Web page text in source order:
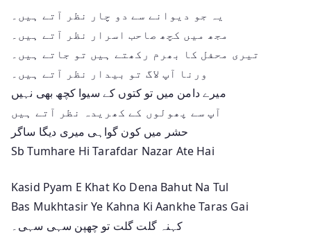
یہ جو دیوانے سے دو چار نظر آتے ہیں۔
مجھ میں کچھ صاحب اسرار نظر آتے ہیں۔
تیری محفل کا بھرم رکھتے ہیں تو جاتے ہیں۔
ورنا آپ لاگ تو بیدار نظر آتے ہیں۔
میرے دامن میں تو کتوں کے سیوا کچھ بھی نہیں
آپ سے پھولوں کے کھریدہ نظر آتے ہیں
حشر میں کون گواہی میری دیگا ساگر
Sb Tumhare Hi Tarafdar Nazar Ate Hai
Kasid Pyam E Khat Ko Dena Bahut Na Tul
Bas Mukhtasir Ye Kahna Ki Aankhe Taras Gai
کہنہ گلت گلت تو چھپن سہی سہی۔